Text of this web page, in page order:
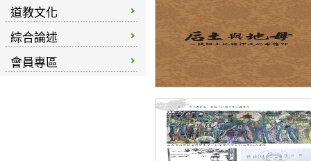
道教文化
綜合論述
會員專區